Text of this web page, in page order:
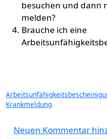
besuchen und dann
melden?
Brauche ich eine
Krankmeldung
Neuen Kommentar